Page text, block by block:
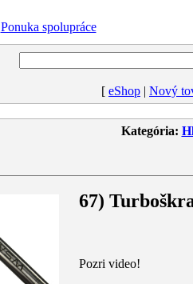
Ponuka spolupráce
[ eShop | Nový
Kategória:
67)
Pozri video!